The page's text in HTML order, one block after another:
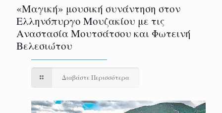
«Μαγική» μουσική συνάντηση στον
Ελληνόπυργο Μουζακίου με τις
Αναστασία Μουτσάτσου και Φωτεινή
Βελεσιώτου
Διαβάστε Περισσότερα